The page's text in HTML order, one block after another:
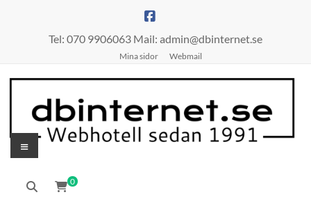
Tel: 070 9906063 Mail: admin@dbinternet.se
Mina sidor Webmail
Meny
0